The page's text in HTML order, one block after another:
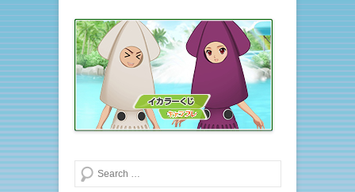
ン
ド
ウ
で
開
き
ま
す
だ
さ
い
(
新
し
ィ
ン
ド
ウ
で
ま
検索する